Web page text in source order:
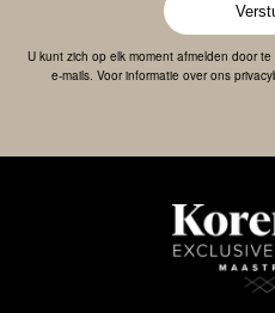
U kunt zich op elk moment afmelden door
e-mails. Voor informatie over ons